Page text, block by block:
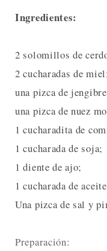
Ingredientes:
2 solomillos de
2 cucharadas de miel;
una pizca de
una pizca de nuez
1 cucharadita de
1 cucharada de soja;
1 diente de ajo;
1 cucharada de
Una pizca de sal y
Preparación: